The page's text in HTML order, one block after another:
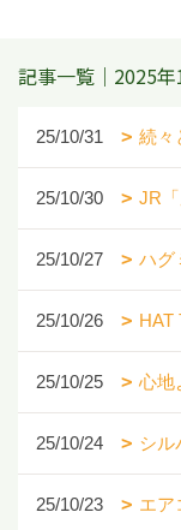
記事一覧｜2025年
25/10/31 続々
25/10/30 JR
25/10/27 ハグ
25/10/26 HAT
25/10/25 心地
25/10/24 シル
25/10/23 エア